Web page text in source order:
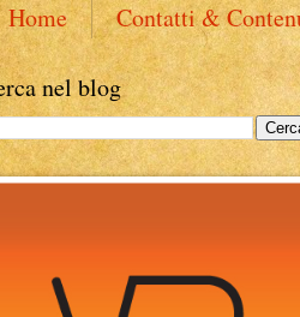
Home Contatti &
nel blog